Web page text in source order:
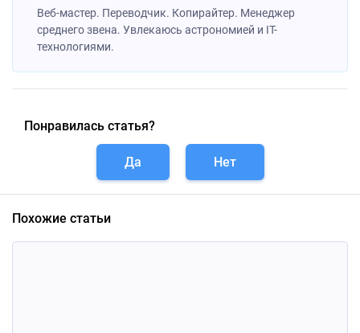
Веб-мастер. Переводчик. Копирайтер. Менеджер
среднего звена. Увлекаюсь астрономией и IT-
технологиями.
Понравилась статья?
Да Нет
Похожие статьи